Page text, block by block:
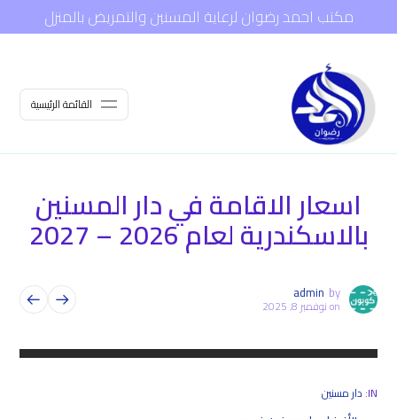
مكتب احمد رضوان لرعاية المسنين والتمريض بالمنزل
القائمة الرئيسية
اسعار الاقامة في دار المسنين
بالاسكندرية لعام 2026 – 2027
by
admin
onنوفمبر 8, 2025
IN: دار مسنين